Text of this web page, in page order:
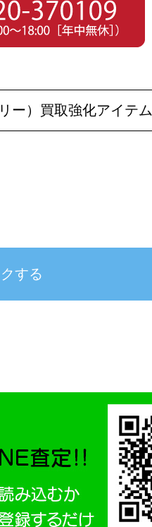
ー）買取強化アイテム
する